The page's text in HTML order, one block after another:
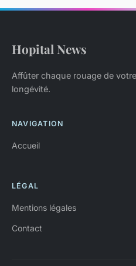
Hopital News
Affûter chaque rouage de
longévité.
NAVIGATION
Accueil
LÉGAL
Mentions légales
Contact